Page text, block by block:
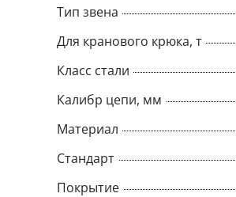
Тип звена
Для кранового крюка, т
Класс стали
Калибр цепи, мм
Материал
Стандарт
Покрытие